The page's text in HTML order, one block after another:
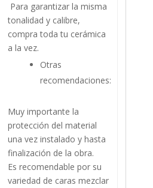
Para garantizar la misma
tonalidad y calibre,
compra toda tu cerámica
a la vez.
Otras
recomendaciones:
Muy importante la
protección del material
una vez instalado y hasta
finalización de la obra.
Es recomendable por su
variedad de caras mezclar